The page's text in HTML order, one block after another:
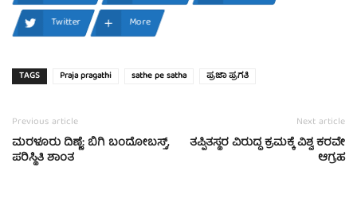
Twitter
More
TAGS Praja pragathi sathe pe satha ಪ್ರಜಾ ಪ್ರಗತಿ
Previous article
ಮರಳೂರು ದಿಣ್ಣೆ: ಬಿಗಿ ಬಂದೋಬಸ್ತ್,
ಪರಿಸ್ಥಿತಿ ಶಾಂತ
Next article
ತಪ್ಪಿತಸ್ಥರ ವಿರುದ್ಧ ಕ್ರಮಕ್ಕೆ ವಿಶ್ವ ಕರವೇ
ಆಗ್ರಹ